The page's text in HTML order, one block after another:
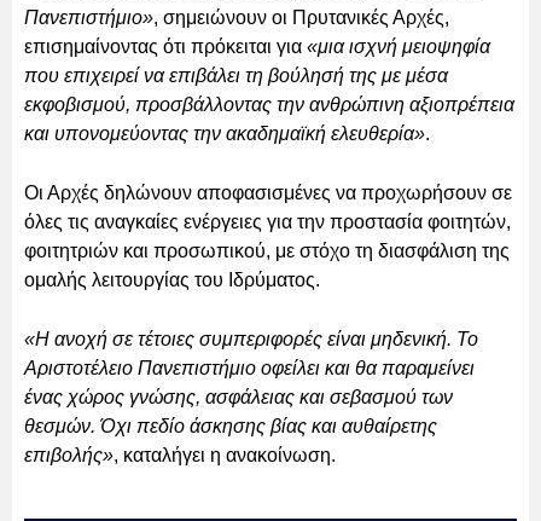
Πανεπιστήμιο», σημειώνουν οι Πρυτανικές Αρχές,
επισημαίνοντας ότι πρόκειται για «μια ισχνή μειοψηφία
που επιχειρεί να επιβάλει τη βούλησή της με μέσα
εκφοβισμού, προσβάλλοντας την ανθρώπινη αξιοπρέπεια
και υπονομεύοντας την ακαδημαϊκή ελευθερία».
Οι Αρχές δηλώνουν αποφασισμένες να προχωρήσουν σε
όλες τις αναγκαίες ενέργειες για την προστασία φοιτητών,
φοιτητριών και προσωπικού, με στόχο τη διασφάλιση της
ομαλής λειτουργίας του Ιδρύματος.
«Η ανοχή σε τέτοιες συμπεριφορές είναι μηδενική. Το
Αριστοτέλειο Πανεπιστήμιο οφείλει και θα παραμείνει
ένας χώρος γνώσης, ασφάλειας και σεβασμού των
θεσμών. Όχι πεδίο άσκησης βίας και αυθαίρετης
επιβολής», καταλήγει η ανακοίνωση.